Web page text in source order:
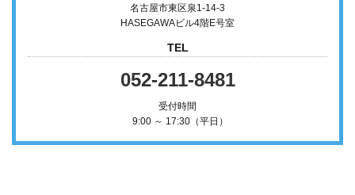
名古屋市東区泉1-14-3
HASEGAWAビル4階E号室
TEL
052-211-8481
受付時間
9:00 ～ 17:30（平日）